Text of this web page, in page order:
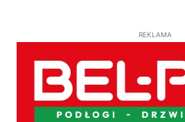
REKLAMA